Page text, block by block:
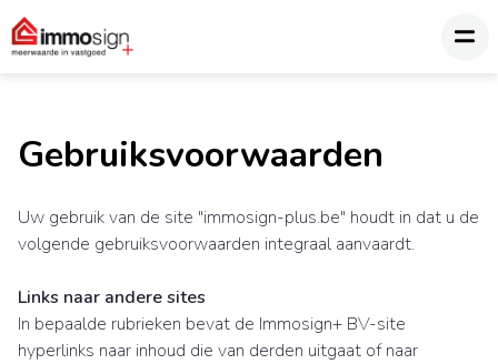
Gebruiksvoorwaarden
Uw gebruik van de site "immosign-plus.be" houdt in dat u de
volgende gebruiksvoorwaarden integraal aanvaardt.
Links naar andere sites
In bepaalde rubrieken bevat de Immosign+ BV-site
hyperlinks naar inhoud die van derden uitgaat of naar